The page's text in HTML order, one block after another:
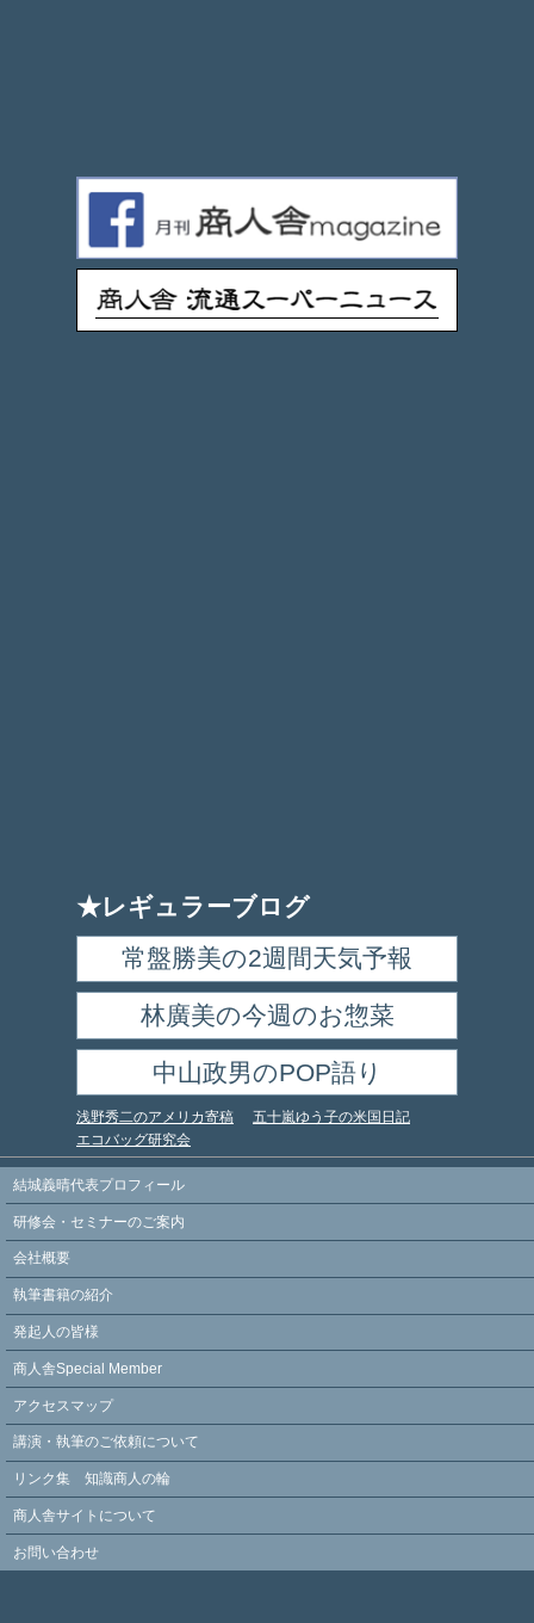
★レギュラーブログ
常盤勝美の2週間天気予報
林廣美の今週のお惣菜
浅野秀二のアメリカ寄稿 五十嵐ゆう子の米国日記
中山政男のPOP語り
エコバッグ研究会
結城義晴代表プロフィール
研修会・セミナーのご案内
会社概要
執筆書籍の紹介
発起人の皆様
商人舎Special Member
アクセスマップ
講演・執筆のご依頼について
リンク集 知識商人の輪
商人舎サイトについて
お問い合わせ